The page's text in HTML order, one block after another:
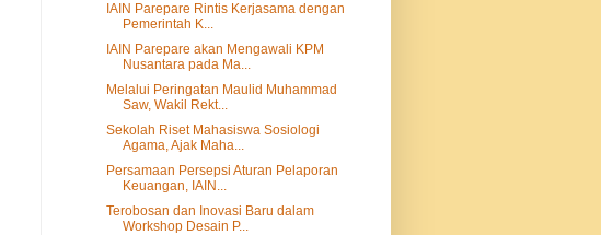
IAIN Parepare Rintis Kerjasama dengan
Pemerintah K...
IAIN Parepare akan Mengawali KPM
Nusantara pada Ma...
Melalui Peringatan Maulid Muhammad
Saw, Wakil Rekt...
Sekolah Riset Mahasiswa Sosiologi
Agama, Ajak Maha...
Persamaan Persepsi Aturan Pelaporan
Keuangan, IAIN...
Terobosan dan Inovasi Baru dalam
Workshop Desain P...